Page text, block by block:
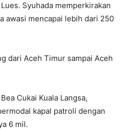
Syuhada memperkirakan
awasi mencapai lebih dari 250
dari Aceh Timur sampai Aceh
Cukai Kuala Langsa,
kapal patroli dengan
6 mil.